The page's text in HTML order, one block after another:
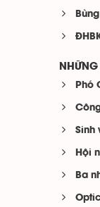
Phó
Sinh
Hội
Ba